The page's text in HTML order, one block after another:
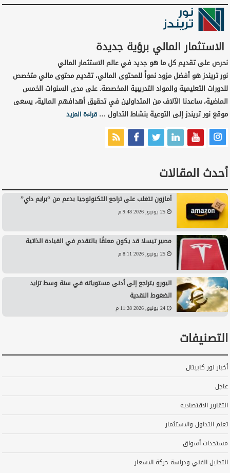
الاستثمار المالي برؤية جديدة
نحرص على تقديم كل ما هو جديد في عالم الاستثمار المالي
نور تريندز هو أفضل مزود نمواً للمحتوى المالي، تقديم محتوى مالي متخصص
للدورات التعليمية والمواد التدريبية المخصصة. على مدى السنوات الخمس
الماضية، ساعدنا الآلاف من المتداولين في تحقيق أهدافهم المالية، يسعى
موقع نور تريندز إلى التوعية بنشاط التداول …قراءة المزيد
أحدث المقالات
أمازون تتغلب على تراجع التكنولوجيا بدعم من “برايم داي”
25 يونيو, 2026 9:48 م
مصير تيسلا قد يكون معلقًا بالتقدم في القيادة الذاتية
25 يونيو, 2026 8:11 م
اليورو يتراجع إلى أدنى مستوياته في سنة وسط تزايد
الضغوط النقدية
24 يونيو, 2026 11:28 م
التصنيفات
أخبار نور كابيتال
عاجل
التقارير الاقتصادية
تعلم التداول والاستثمار
مستجدات أسواق
التحليل الفني ودراسة حركة الاسعار